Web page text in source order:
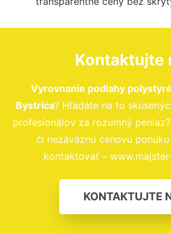
Kontaktujte
Vyrovnanie podlahy
Bystrica? Hľadáte na to
profesionálov za rozumný
či nezáväznú cenovú
kontaktovať –
KONTAKTUJTE